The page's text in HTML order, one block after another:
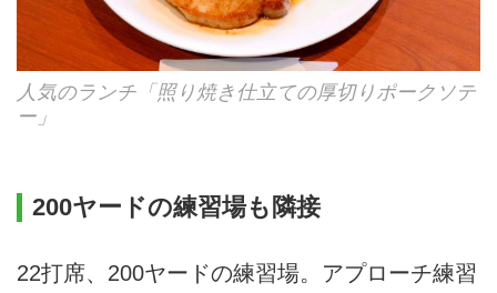
人気のランチ「照り焼き仕立ての厚切りポークソテ
ー」
200ヤードの練習場も隣接
22打席、200ヤードの練習場。アプローチ練習